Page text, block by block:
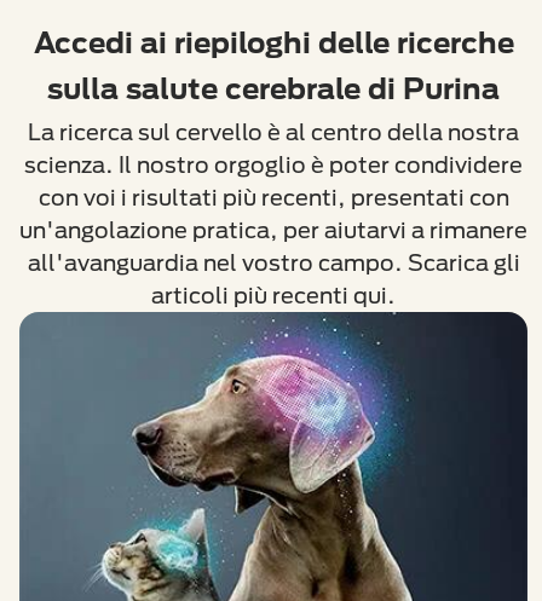
Accedi ai riepiloghi delle ricerche
sulla salute cerebrale di Purina
La ricerca sul cervello è al centro della nostra
scienza. Il nostro orgoglio è poter condividere
con voi i risultati più recenti, presentati con
un'angolazione pratica, per aiutarvi a rimanere
all'avanguardia nel vostro campo. Scarica gli
articoli più recenti qui.